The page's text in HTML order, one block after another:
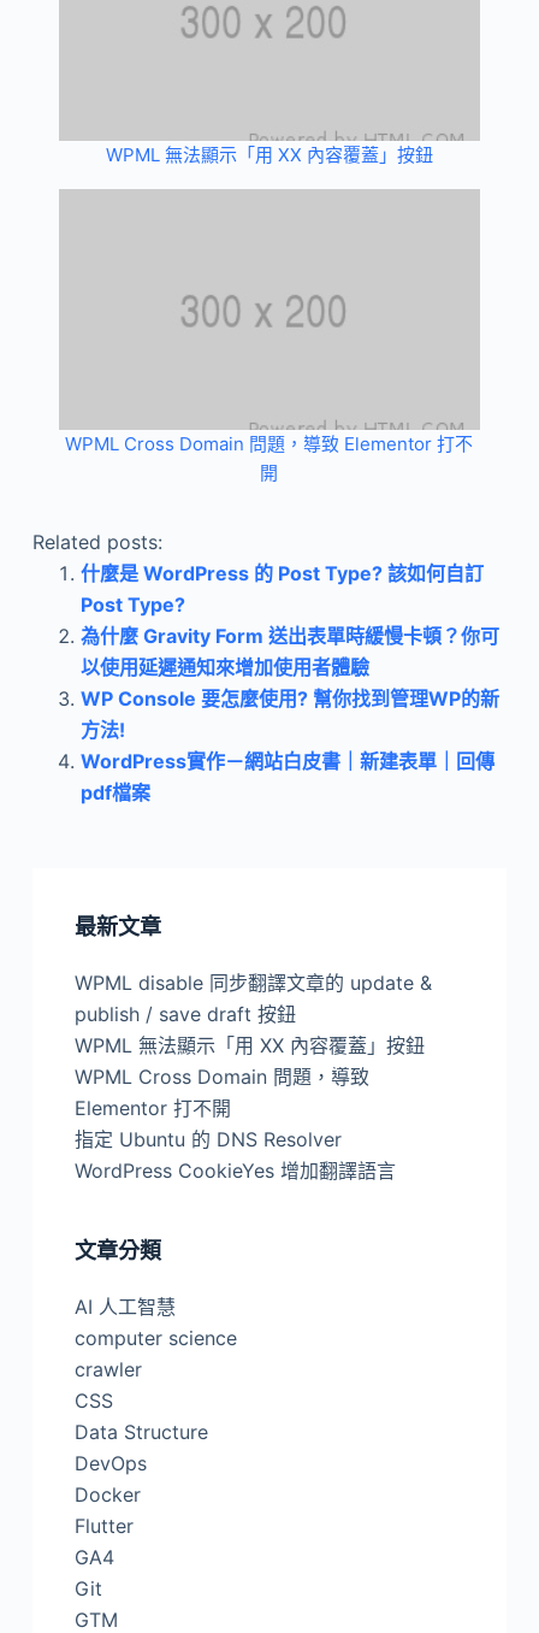
WPML 無法顯示「用 XX 內容覆蓋」按鈕
WPML Cross Domain 問題，導致 Elementor 打不
開
Related posts:
什麼是 WordPress 的 Post Type? 該如何自訂
Post Type?
為什麼 Gravity Form 送出表單時緩慢卡頓？你可
以使用延遲通知來增加使用者體驗
WP Console 要怎麼使用? 幫你找到管理WP的新
方法!
WordPress實作－網站白皮書｜新建表單｜回傳
pdf檔案
最新文章
WPML disable 同步翻譯文章的 update &
publish / save draft 按鈕
WPML 無法顯示「用 XX 內容覆蓋」按鈕
WPML Cross Domain 問題，導致
Elementor 打不開
指定 Ubuntu 的 DNS Resolver
WordPress CookieYes 增加翻譯語言
文章分類
AI 人工智慧
computer science
crawler
CSS
Data Structure
DevOps
Docker
Flutter
GA4
Git
GTM